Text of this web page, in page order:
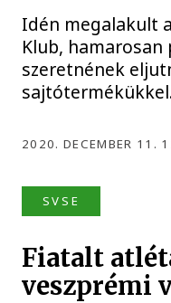
Idén megalakult
Klub,
szeretnének
2020. DECEMBER 11.
SVSE
Fiatalt
veszprémi